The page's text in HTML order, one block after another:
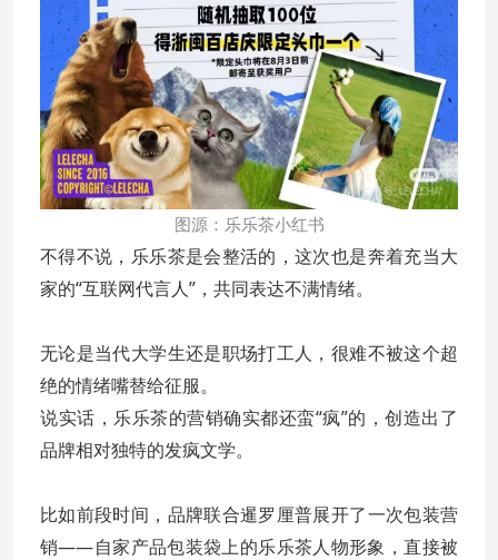
图源：乐乐茶小红书
不得不说，乐乐茶是会整活的，这次也是奔着充当大
家的“互联网代言人”，共同表达不满情绪。
无论是当代大学生还是职场打工人，很难不被这个超
绝的情绪嘴替给征服。
说实话，乐乐茶的营销确实都还蛮“疯”的，创造出了
品牌相对独特的发疯文学。
比如前段时间，品牌联合暹罗厘普展开了一次包装营
销——自家产品包装袋上的乐乐茶人物形象，直接被